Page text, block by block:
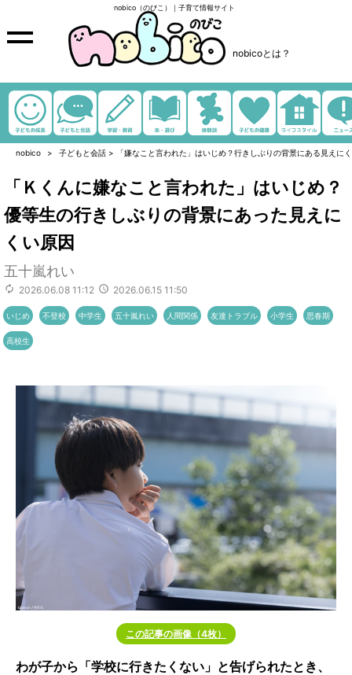
nobico（のびこ）｜子育て情報サイト
nobicoとは？
nobico 子どもと会話 > 「嫌なこと言われた」はいじめ？行きしぶりの背景にある見えに
「Ｋくんに嫌なこと言われた」はいじめ？
優等生の行きしぶりの背景にあった見えに
くい原因
五十嵐れい
2026.06.08 11:12 2026.06.15 11:50
いじめ 不登校 中学生 五十嵐れい 人間関係 友達トラブル 小学生 思春期
高校生
この記事の画像（4枚）
わが子から「学校に行きたくない」と告げられたとき、